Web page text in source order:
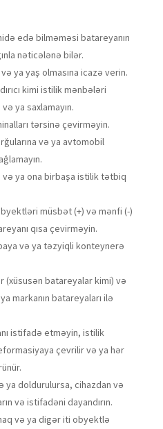
edə bilməməsi batareyanın
nəticələnə bilər.
ya yaş olmasına icazə verin.
kimi istilik mənbələri
ya saxlamayın.
tərsinə çevirməyin.
və ya avtomobil
və ya ona birbaşa istilik tətbiq
müsbət (+) və mənfi (-)
qısa çevirməyin.
və ya təzyiqli konteynerə
(xüsusən batareyalar kimi) və
markanın batareyaları ilə
istifadə etməyin, istilik
çevrilir və ya hər
ya doldurulursa, cihazdan və
və istifadəni dayandırın.
və ya digər iti obyektlə